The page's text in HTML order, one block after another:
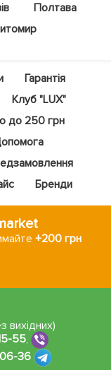
Полтава
Гарантія
Клуб "LUX"
до 250 грн
Бренди
+200 грн
вихідних)
55,
36